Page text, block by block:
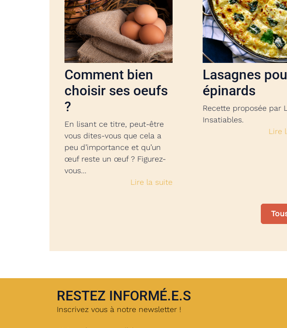
Comment bien
choisir ses oeufs
?
En lisant ce titre, peut-être
vous dites-vous que cela a
peu d’importance et qu’un
œuf reste un œuf ? Figurez-
vous…
Lire la suite
Lasagnes
épinards
Recette proposée par
Insatiables.
Lire
RESTEZ INFORMÉ.E.S
Inscrivez vous à notre newsletter !